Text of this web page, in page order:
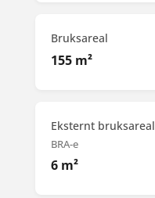
Bruksareal
155 m²
Eksternt bruksareal
BRA-e
6 m²